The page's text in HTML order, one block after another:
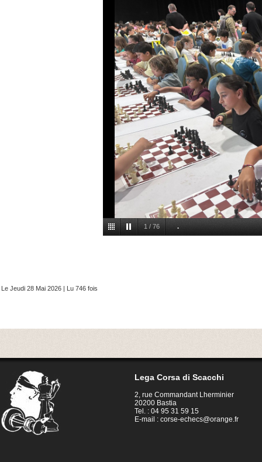
2 / 76 .
Le Jeudi 28 Mai 2026 | Lu 746 fois
Lega Corsa di Scacchi
2, rue Commandant Lherminier
20200 Bastia
Tel. : 04 95 31 59 15
E-mail :corse-echecs@orange.fr